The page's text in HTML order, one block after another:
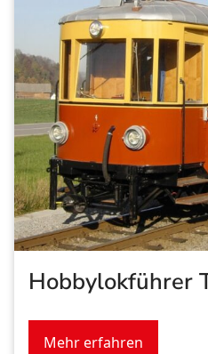
Hobbylokführer
Mehr erfahren